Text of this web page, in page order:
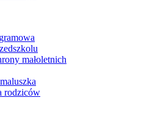
małoletnich
rodziców